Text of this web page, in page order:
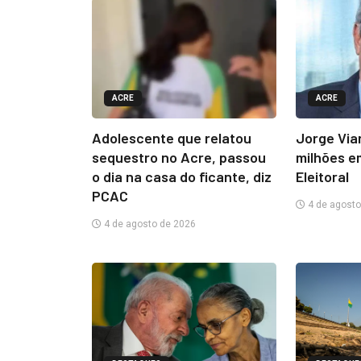
ACRE
Adolescente que relatou
sequestro no Acre, passou
o dia na casa do ficante, diz
PCAC
4 de agosto de 2026
ACRE
Jorge
milhões
Eleitoral
4 de